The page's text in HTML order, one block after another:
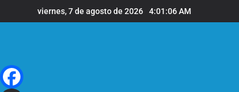
al
viernes, 7 de agosto de 2026 4:01:07 AM